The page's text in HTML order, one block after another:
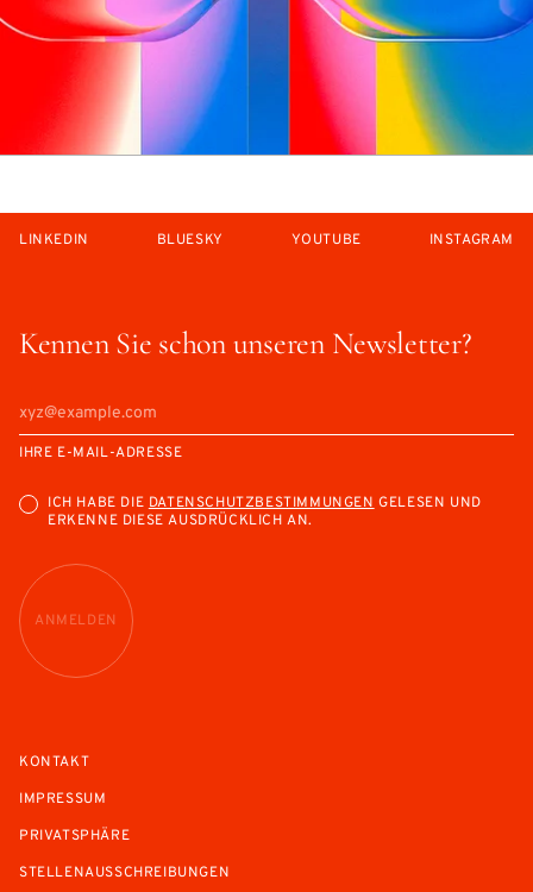
Kennen Sie schon unseren Newsletter?
IHRE E-MAIL-ADRESSE
ICH HABE DIEDATENSCHUTZBESTIMMUNGENGELESEN UND
ERKENNE DIESE AUSDRÜCKLICH AN.
ANMELDEN
LINKEDIN BLUESKY YOUTUBE INSTAGRAM
KONTAKT
IMPRESSUM
PRIVATSPHÄRE
STELLENAUSSCHREIBUNGEN